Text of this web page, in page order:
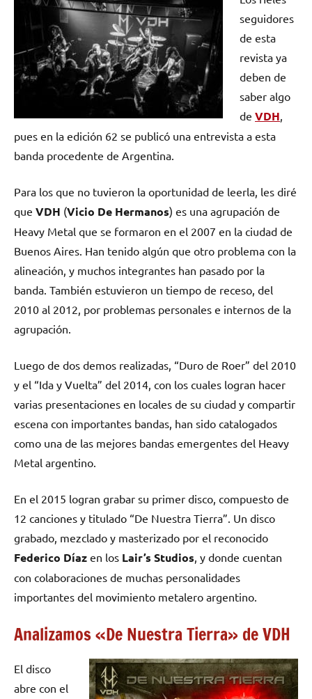
seguidores
de esta
revista ya
deben de
saber algo
de VDH
pues en la edición 62 se publicó una entrevista a esta
banda procedente de Argentina.
Para los que no tuvieron la oportunidad de leerla, les diré
que VDH (Vicio De Hermanos) es una agrupación de
Heavy Metal que se formaron en el 2007 en la ciudad de
Buenos Aires. Han tenido algún que otro problema con la
alineación, y muchos integrantes han pasado por la
banda. También estuvieron un tiempo de receso, del
2010 al 2012, por problemas personales e internos de la
agrupación.
Luego de dos demos realizadas, “Duro de Roer” del 2010
y el “Ida y Vuelta” del 2014, con los cuales logran hacer
varias presentaciones en locales de su ciudad y compartir
escena con importantes bandas, han sido catalogados
como una de las mejores bandas emergentes del Heavy
Metal argentino.
En el 2015 logran grabar su primer disco, compuesto de
12 canciones y titulado “De Nuestra Tierra”. Un disco
grabado, mezclado y masterizado por el reconocido
Federico Díaz en los Lair’s Studios , y donde cuentan
con colaboraciones de muchas personalidades
importantes del movimiento metalero argentino.
Analizamos «De Nuestra Tierra» de VDH
El disco
abre con el